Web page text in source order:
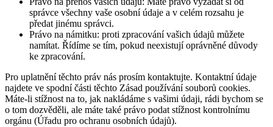
správce všechny vaše osobní údaje a v celém rozsahu je
předat jinému správci.
Právo na námitku: proti zpracování vašich údajů můžete
namítat. Řídíme se tím, pokud neexistují oprávněné důvody
ke zpracování.
Pro uplatnění těchto práv nás prosím kontaktujte. Kontaktní údaje
najdete ve spodní části těchto Zásad používání souborů cookies.
Máte-li stížnost na to, jak nakládáme s vašimi údaji, rádi bychom se
o tom dozvěděli, ale máte také právo podat stížnost kontrolnímu
orgánu (Úřadu pro ochranu osobních údajů).